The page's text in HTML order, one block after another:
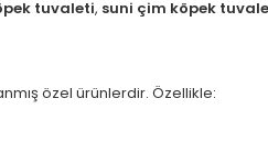
tuvaleti, suni çim köpek
özel ürünlerdir. Özellikle: